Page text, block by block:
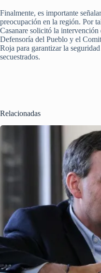
Finalmente, es importante
preocupación en la región. Por
Casanare solicitó la intervención
Defensoría del Pueblo y el
Roja para garantizar la
secuestrados.
Relacionadas